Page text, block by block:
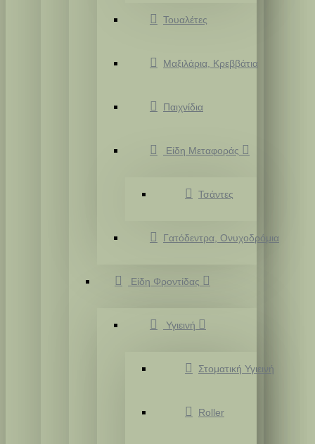
Τουαλέτες
Μαξιλάρια, Κρεββάτια
Παιχνίδια
Είδη Μεταφοράς
Τσάντες
Γατόδεντρα, Ονυχοδρόμια
Είδη Φροντίδας
Υγιεινή
Στοματική Υγιεινή
Roller